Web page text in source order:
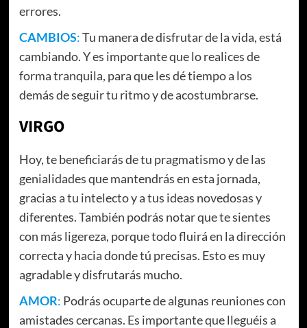
errores.
CAMBIOS:Tu manera de disfrutar de la vida, está
cambiando. Y es importante que lo realices de
forma tranquila, para que les dé tiempo a los
demás de seguir tu ritmo y de acostumbrarse.
VIRGO
Hoy, te beneficiarás de tu pragmatismo y de las
genialidades que mantendrás en esta jornada,
gracias a tu intelecto y a tus ideas novedosas y
diferentes. También podrás notar que te sientes
con más ligereza, porque todo fluirá en la dirección
correcta y hacia donde tú precisas. Esto es muy
agradable y disfrutarás mucho.
AMOR: Podrás ocuparte de algunas reuniones con
amistades cercanas. Es importante que lleguéis a